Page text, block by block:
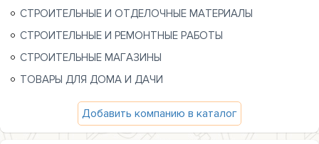
СТРОИТЕЛЬНЫЕ И ОТДЕЛОЧНЫЕ МАТЕРИАЛЫ
СТРОИТЕЛЬНЫЕ И РЕМОНТНЫЕ РАБОТЫ
СТРОИТЕЛЬНЫЕ МАГАЗИНЫ
ТОВАРЫ ДЛЯ ДОМА И ДАЧИ
Добавить компанию в каталог